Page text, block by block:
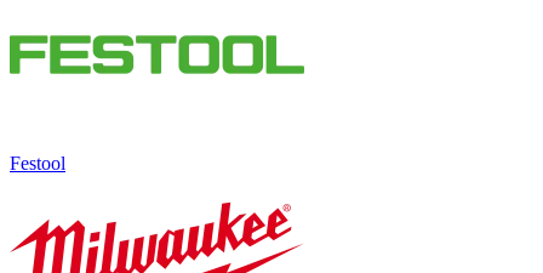
Festool